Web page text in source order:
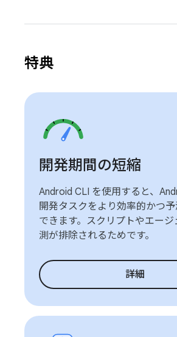
特典
開発期間の短縮
Android CLI を使用すると、
開発タスクをより効率的かつ
できます。スクリプトやエー
測が排除されるためです。
詳細